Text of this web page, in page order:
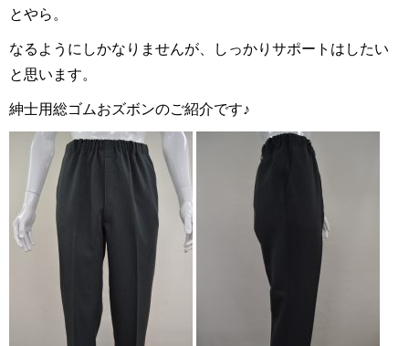
とやら。
なるようにしかなりませんが、しっかりサポートはしたい
と思います。
紳士用総ゴムおズボンのご紹介です♪